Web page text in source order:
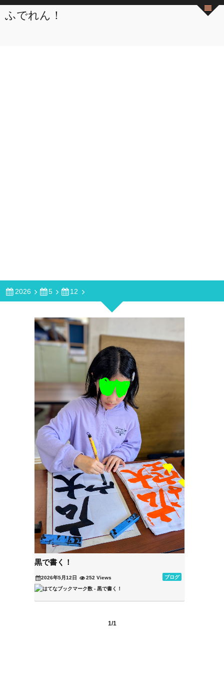
ふでれん！
2026 5 12
黒で書く！
2026年5月12日 ブログ
252 Views
1/1